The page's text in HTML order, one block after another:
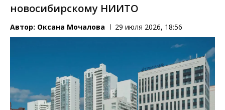
новосибирскому НИИТО
Автор: Оксана Мочалова 29 июля 2026, 18:56